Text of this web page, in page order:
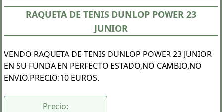
RAQUETA DE TENIS DUNLOP POWER 23
JUNIOR
VENDO RAQUETA DE TENIS DUNLOP POWER 23 JUNIOR
EN SU FUNDA EN PERFECTO ESTADO,NO CAMBIO,NO
ENVIO.PRECIO:10 EUROS.
Precio: